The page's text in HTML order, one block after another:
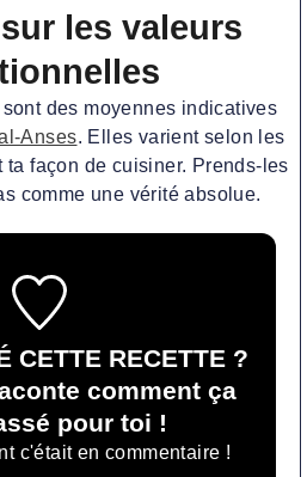
les valeurs
Anses. Elles varient selon les
ta façon de cuisiner. Prends-les
comme une vérité absolue.
CETTE RECETTE ?
comment ça
pour toi !
c'était en commentaire !